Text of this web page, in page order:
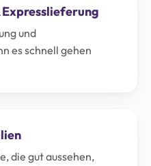
und
es schnell gehen
die gut aussehen,